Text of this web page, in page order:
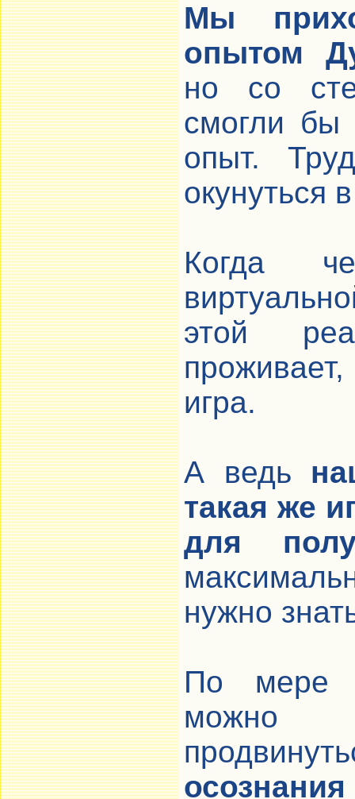
Мы
опытом
но со
смогли бы
опыт.
окунуться
Когда
этой
игра.
А ведь
такая же
для
нужно
По мере